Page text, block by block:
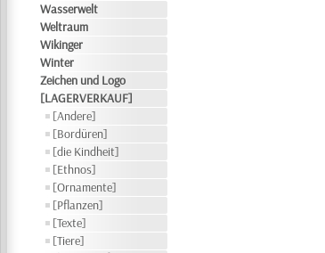
Wasserwelt
Weltraum
Wikinger
Winter
Zeichen und Logo
[LAGERVERKAUF]
[Andere]
[Bordüren]
[die Kindheit]
[Ethnos]
[Ornamente]
[Pflanzen]
[Texte]
[Tiere]